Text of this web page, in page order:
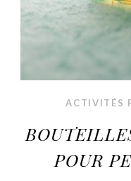
ACTIVITÉS
POUR